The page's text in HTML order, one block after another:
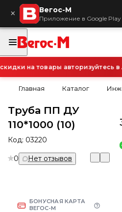
× Вегос-М
Приложение в Google Play
на товары авторизуйтесь в
Главная Каталог
Труба ПП ДУ
110*1000 (10)
Код: 03220
0 Нет отзывов
БОНУСНАЯ КАРТА
ВЕГОС-М